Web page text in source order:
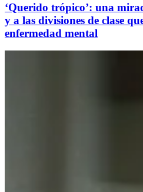
‘Querido trópico’: una
y a las divisiones de clase
enfermedad mental